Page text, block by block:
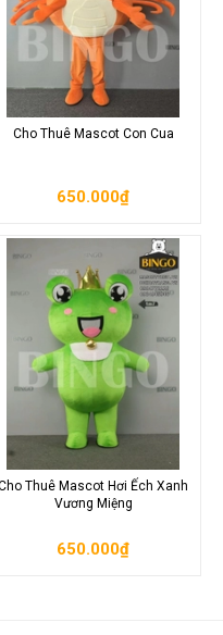
Cho Thuê Mascot Con Cua
650.000₫
Thuê Mascot Hơi Ếch Xanh
Vương Miệng
650.000₫